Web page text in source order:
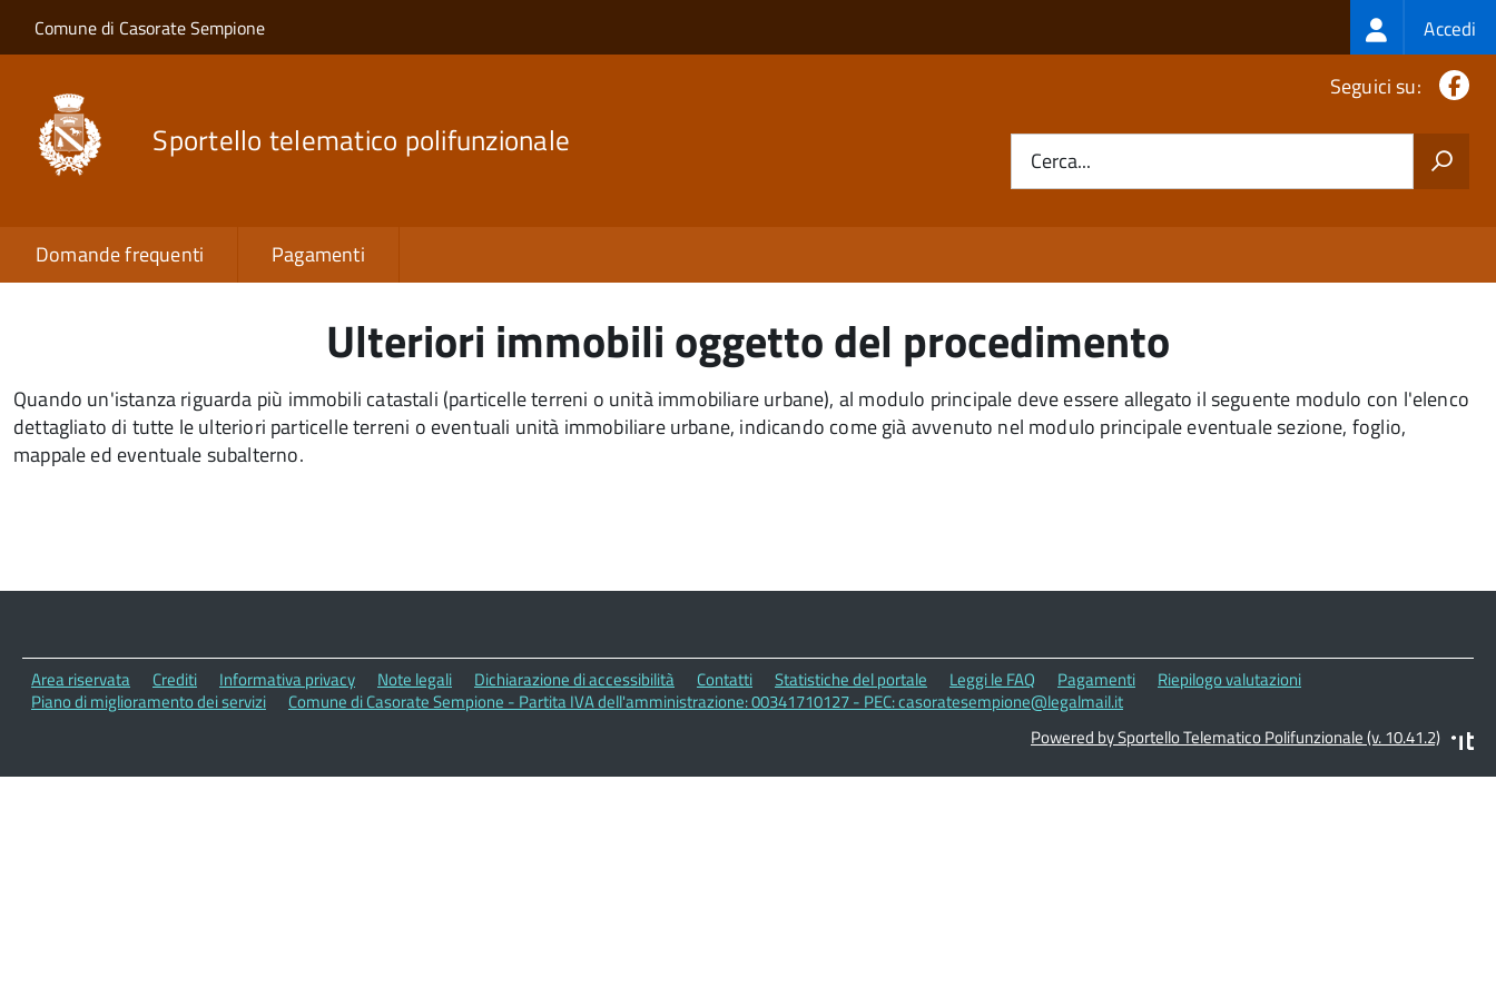
Salta al contenuto principale
Skip to site navigation
Comune di Casorate Sempione Login
menu
Accedi
Sportello telematico polifunzionale
Seguici su:
Cerca...
Domande frequenti Pagamenti
Ulteriori immobili oggetto del procedimento
Quando un'istanza riguarda più immobili catastali (particelle terreni o unità immobiliare urbane), al modulo principale deve essere allegato il seguente modulo con l'elenco
dettagliato di tutte le ulteriori particelle terreni o eventuali unità immobiliare urbane, indicando come già avvenuto nel modulo principale eventuale sezione, foglio,
mappale ed eventuale subalterno.
Area riservata Crediti Informativa privacy Note legali Dichiarazione di accessibilità Contatti Statistiche del portale Leggi le FAQ Pagamenti
Riepilogo valutazioni
Piano di miglioramento dei servizi
Comune di Casorate Sempione - Partita IVA dell'amministrazione: 00341710127 - PEC: casoratesempione@legalmail.it
Powered by Sportello Telematico Polifunzionale (v. 10.41.2)